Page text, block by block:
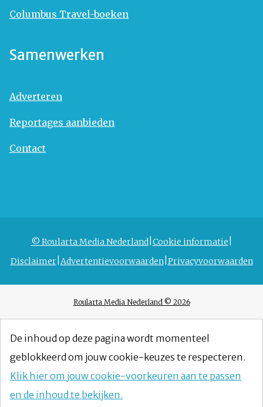
Columbus Travel-boeken
Samenwerken
Adverteren
Reportages aanbieden
Contact
© Roularta Media Nederland Cookie informatie
Disclaimer Advertentievoorwaarden Privacyvoorwaarden
Roularta Media Nederland © 2026
De inhoud op deze pagina wordt momenteel
geblokkeerd om jouw cookie-keuzes te respecteren.
Klik hier om jouw cookie-voorkeuren aan te passen
en de inhoud te bekijken.